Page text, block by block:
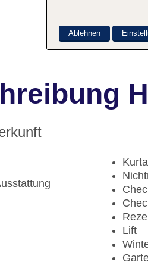
Lift
Ablehnen